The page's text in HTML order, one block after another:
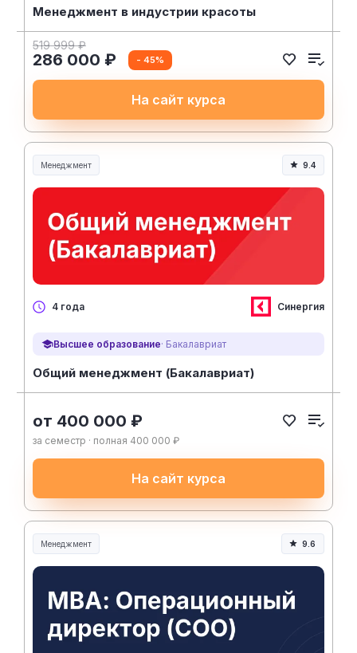
Менеджмент в индустрии красоты
519 999 ₽
286 000 ₽ - 45%
На сайт курса
Менеджмент
Менеджмент и управление
9.4
4 года Синергия
Высшее образование· Бакалавриат
Общий менеджмент (Бакалавриат)
от 400 000 ₽
за семестр · полная 400 000 ₽
На сайт курса
Менеджмент
Менеджмент и управление
9.6